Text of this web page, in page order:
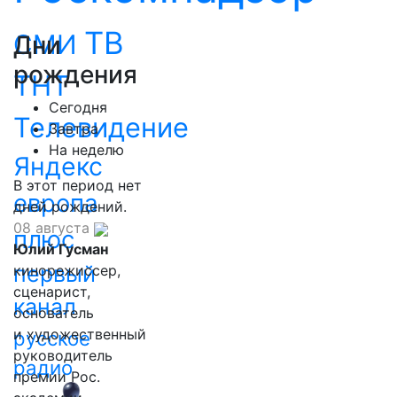
СМИ ТВ
ТНТ
Телевидение
Яндекс
европа
плюс
первый
канал
русское
радио
Дни
рождения
Сегодня
Завтра
На неделю
В этот период нет
дней рождений.
08 августа
Юлий Гусман
кинорежиссер,
сценарист,
основатель
и художественный
руководитель
премии Рос.